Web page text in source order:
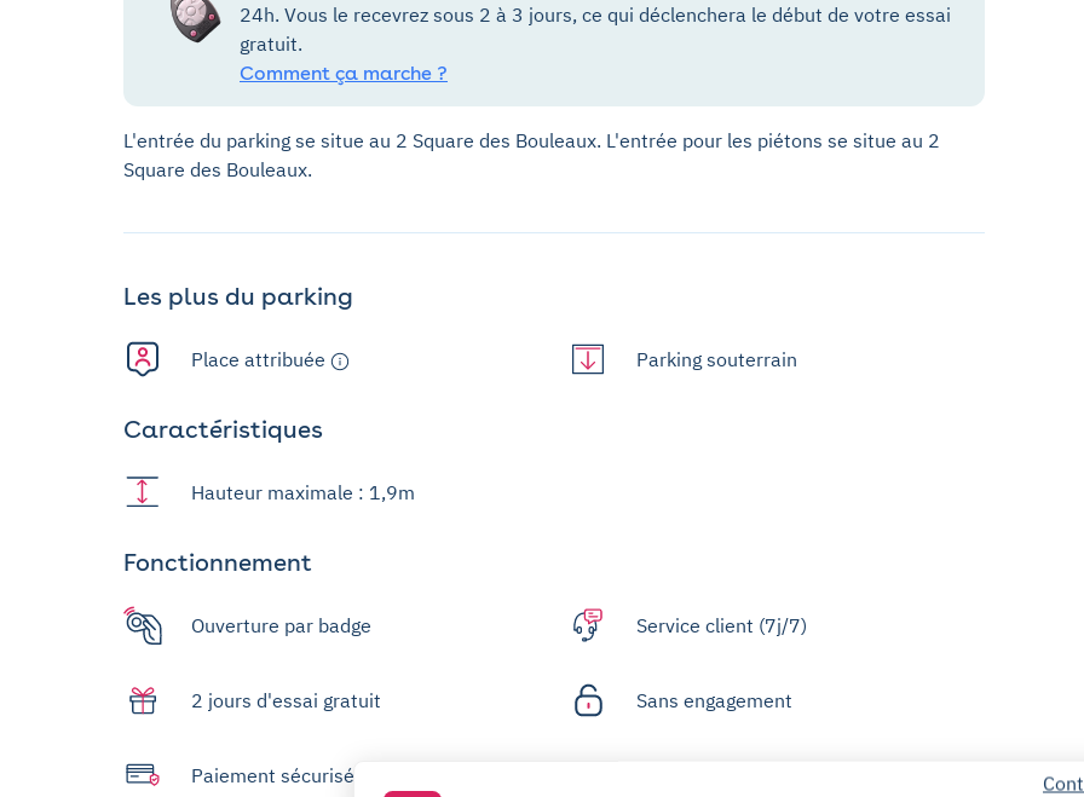
24h. Vous le recevrez sous 2 à 3 jours, ce qui déclenchera le début de votre essai
gratuit.
Comment ça marche ?
L'entrée du parking se situe au 2 Square des Bouleaux. L'entrée pour les piétons se situe au 2
Square des Bouleaux.
Les plus du parking
Place attribuée Parking souterrain
Caractéristiques
Hauteur maximale : 1,9m
Fonctionnement
Ouverture par badge Service client (7j/7)
2 jours d'essai gratuit Sans engagement
Paiement sécurisé